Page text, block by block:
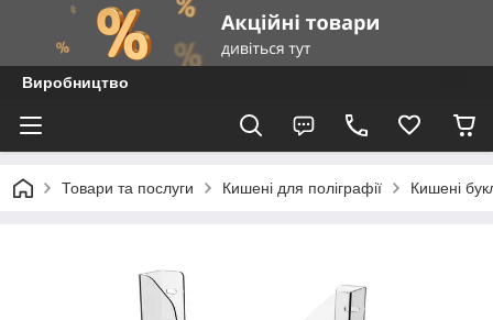
Виробництво
Товари та послуги Кишені для поліграфії Кишені